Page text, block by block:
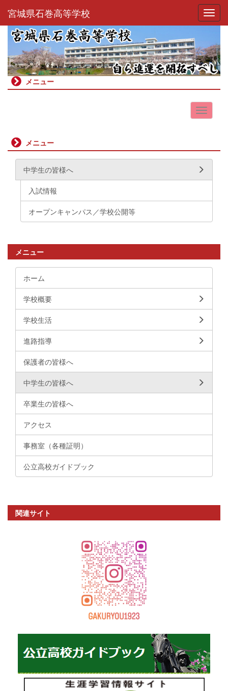
宮城県石巻高等学校
メニュー
メニュー
中学生の皆様へ
入試情報
オープンキャンパス／学校公開等
メニュー
ホーム
学校概要
学校生活
進路指導
保護者の皆様へ
中学生の皆様へ
卒業生の皆様へ
アクセス
事務室（各種証明）
公立高校ガイドブック
関連サイト